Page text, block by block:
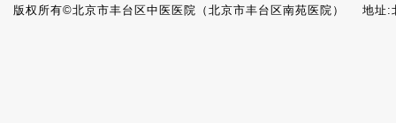
版权所有©北京市丰台区中医医院（北京市丰台区南苑医院） 地